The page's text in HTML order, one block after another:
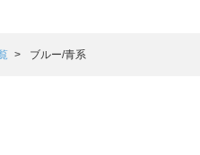
（サマンサモスモス ラーゴム）の
ブルー/青系